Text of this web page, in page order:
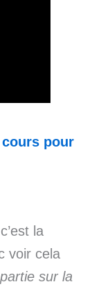
pour
la
voir cela
sur la